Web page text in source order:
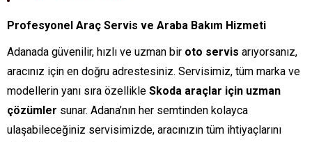
Profesyonel Araç Servis ve Araba Bakım Hizmeti
Adanada güvenilir, hızlı ve uzman bir oto servis arıyorsanız,
aracınız için en doğru adrestesiniz. Servisimiz, tüm marka ve
modellerin yanı sıra özellikle Skoda araçlar için uzman
çözümler sunar. Adana’nın her semtinden kolayca
ulaşabileceğiniz servisimizde, aracınızın tüm ihtiyaçlarını